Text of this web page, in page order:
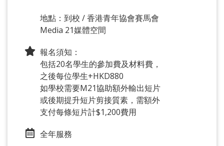
地點：到校 / 香港青年協會賽馬會
Media 21媒體空間
報名須知：
包括20名學生的參加費及材料費，
之後每位學生+HKD880
如學校需要M21協助額外輸出短片
或後期提升短片剪接質素，需額外
支付每條短片計$1,200費用
全年服務